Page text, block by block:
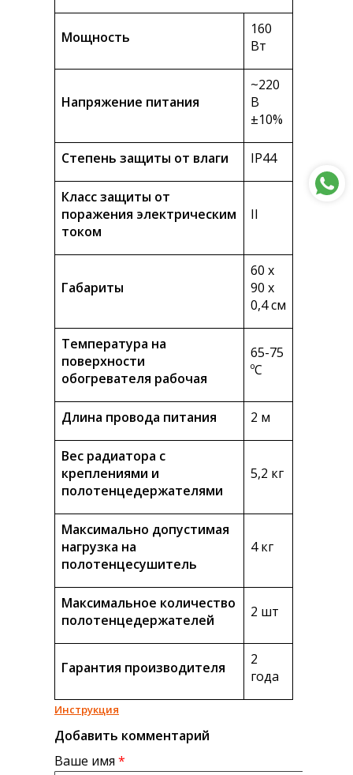
Мощность
160
Вт
Напряжение питания
~220
В
±10%
Степень защиты от влаги IP44
Класс защиты от
поражения электрическим
током
II
Габариты
60 х
90 х
0,4 см
Температура на
поверхности
обогревателя рабочая
65-75
ºС
Длина провода питания 2 м
Вес радиатора с
креплениями и
полотенцедержателями
5,2 кг
Максимально допустимая
нагрузка на
полотенцесушитель
4 кг
Максимальное количество
полотенцедержателей
2 шт
Гарантия производителя
2
года
Инструкция
Добавить комментарий
Ваше имя *